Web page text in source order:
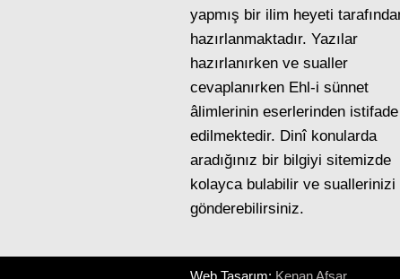
yapmış bir ilim heyeti
hazırlanmaktadır. Yazılar
hazırlanırken ve sualler
cevaplanırken Ehl-i sünnet
âlimlerinin eserlerinden istifade
edilmektedir. Dinî konularda
aradığınız bir bilgiyi sitemizde
kolayca bulabilir ve suallerinizi
gönderebilirsiniz.
Web Tasarım: Kenan Afşar